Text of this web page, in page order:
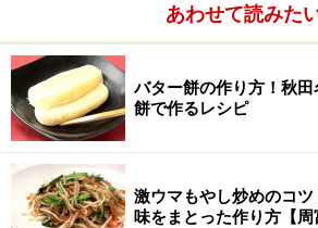
■調味料
ニンニク 小さじ
生姜
豆板醤
あわせて読みた
バター餅の作り方！秋
餅で作るレシピ
激ウマもやし炒めのコ
味をまとった作り方【周